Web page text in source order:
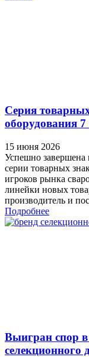
Серия
оборудования
15 июня 2026
Успешно завершена
серии товарных
игроков рынка
линейки новых
производитель и
Подробнее
Выигран спор в
селекционного